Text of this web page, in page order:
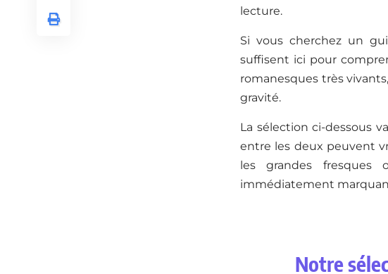
lecture.
Si vous cherchez un
suffisent ici pour
romanesques très
gravité.
La sélection ci-dessous
entre les deux peuvent
les grandes
immédiatement
Notre